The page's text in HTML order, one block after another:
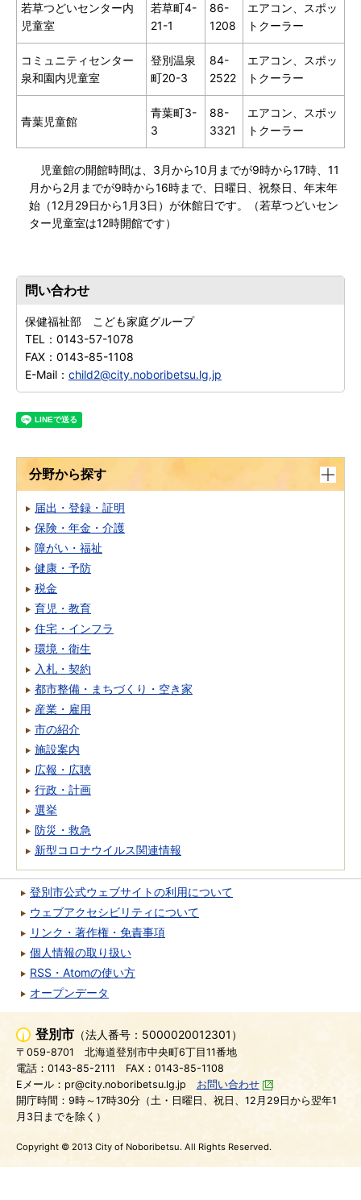
若草つどいセンター内
児童室
若草町4-
21-1
86-
1208
エアコン、スポッ
トクーラー
コミュニティセンター
泉和園内児童室
登別温泉
町20-3
84-
2522
エアコン、スポッ
トクーラー
青葉児童館
青葉町3-
3
88-
3321
エアコン、スポッ
トクーラー
児童館の開館時間は、3月から10月までが9時から17時、11
月から2月までが9時から16時まで、日曜日、祝祭日、年末年
始（12月29日から1月3日）が休館日です。（若草つどいセン
ター児童室は12時開館です）
問い合わせ
保健福祉部 こども家庭グループ
TEL： 0143-57-1078
FAX： 0143-85-1108
E-Mail： child2@city.noboribetsu.lg.jp
分野から探す
届出・登録・証明
保険・年金・介護
障がい・福祉
健康・予防
税金
育児・教育
住宅・インフラ
環境・衛生
入札・契約
都市整備・まちづくり・空き家
産業・雇用
市の紹介
施設案内
広報・広聴
行政・計画
選挙
防災・救急
新型コロナウイルス関連情報
登別市公式ウェブサイトの利用について
ウェブアクセシビリティについて
リンク・著作権・免責事項
個人情報の取り扱い
RSS・Atomの使い方
オープンデータ
登別市 （法人番号：5000020012301）
〒059-8701
北海道登別市中央町6丁目11番地
電話：0143-85-2111
FAX：0143-85-1108
Eメール：pr@city.noboribetsu.lg.jp
お問い合わせ
開庁時間：9時～17時30分（土・日曜日、祝日、12月29日から翌年1
月3日までを除く）
Copyright © 2013 City of Noboribetsu. All Rights Reserved.